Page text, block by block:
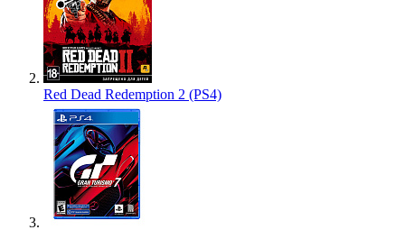
Red Dead Redemption 2 (PS4)